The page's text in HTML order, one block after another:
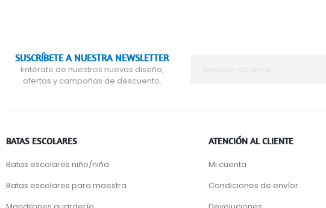
SUSCRÍBETE A NUESTRA NEWSLETTER
Entérate de nuestros nuevos diseño,
ofertas y campañas de descuento.
BATAS ESCOLARES
Batas escolares niño/niña
Batas escolares para maestra
ATENCIÓN AL CLIENTE
Mi cuenta
Condiciones de envíor